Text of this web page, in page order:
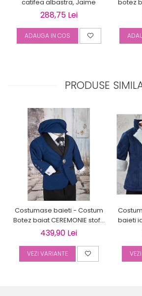
catifea albastra, Jaime
288,75 Lei
ADAUGA IN COS
botez
vara
PRODUSE
Costumase baieti - Costum
Botez baiat CEREMONIE stofa
albastra, 6 piese
439,90 Lei
VEZI VARIANTE
baieti